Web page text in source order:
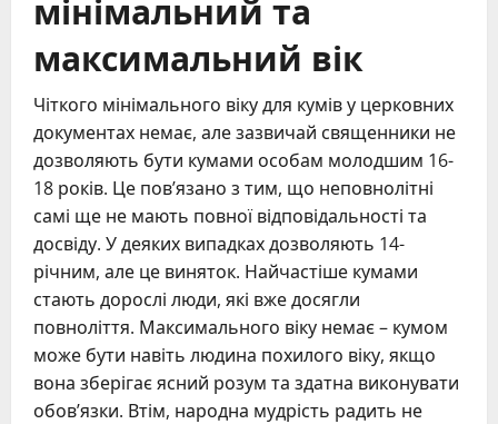
максимальний вік
Чіткого мінімального віку для кумів у церковних
документах немає, але зазвичай священники не
дозволяють бути кумами особам молодшим 16-
18 років. Це пов’язано з тим, що неповнолітні
самі ще не мають повної відповідальності та
досвіду. У деяких випадках дозволяють 14-
річним, але це виняток. Найчастіше кумами
стають дорослі люди, які вже досягли
повноліття. Максимального віку немає – кумом
може бути навіть людина похилого віку, якщо
вона зберігає ясний розум та здатна виконувати
обов’язки. Втім, народна мудрість радить не